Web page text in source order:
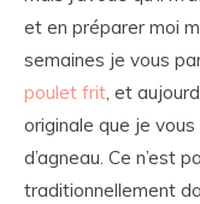
et en préparer moi
semaines je vous
poulet frit, et
originale que je
d’agneau. Ce n’est
traditionnellement